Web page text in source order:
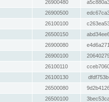
26900480
26900500
26100100
26500150
26900080
26900100
26100110
26100130
26500080
26500100